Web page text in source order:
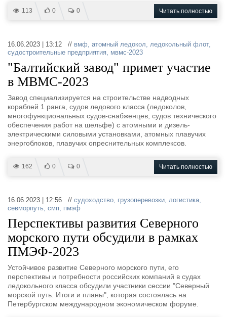
113 0 0 Читать полностью
16.06.2023 | 13:12 // вмф, атомный ледокол, ледокольный флот,
судостроительные предприятия, мвмс-2023
"Балтийский завод" примет участие
в МВМС-2023
Завод специализируется на строительстве надводных
кораблей 1 ранга, судов ледового класса (ледоколов,
многофункциональных судов-снабженцев, судов технического
обеспечения работ на шельфе) с атомными и дизель-
электрическими силовыми установками, атомных плавучих
энергоблоков, плавучих опреснительных комплексов.
162 0 0 Читать полностью
16.06.2023 | 12:56 // судоходство, грузоперевозки, логистика,
севморпуть, смп, пмэф
Перспективы развития Северного
морского пути обсудили в рамках
ПМЭФ-2023
Устойчивое развитие Северного морского пути, его
перспективы и потребности российских компаний в судах
ледокольного класса обсудили участники сессии "Северный
морской путь. Итоги и планы", которая состоялась на
Петербургском международном экономическом форуме.